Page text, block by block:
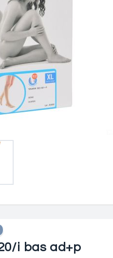
i bas ad+p